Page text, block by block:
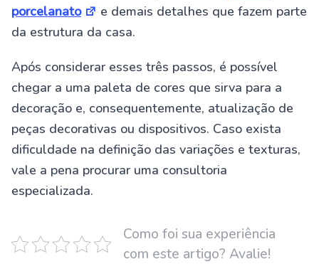
porcelanato
e demais detalhes que fazem parte
da estrutura da casa.
Após considerar esses três passos, é possível
chegar a uma paleta de cores que sirva para a
decoração e, consequentemente, atualização de
peças decorativas ou dispositivos. Caso exista
dificuldade na definição das variações e texturas,
vale a pena procurar uma consultoria
especializada.
Como foi sua experiência
com este artigo? Avalie!